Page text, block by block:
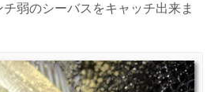
弱のシーバスをキャッチ出来ま